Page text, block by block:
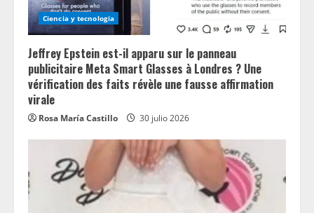
Ciencia y tecnologia
Jeffrey Epstein est-il apparu sur le panneau
publicitaire Meta Smart Glasses à Londres ? Une
vérification des faits révèle une fausse affirmation
virale
Rosa María Castillo 30 julio 2026